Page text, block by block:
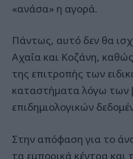
«ανάσα» η αγορά.
Πάντως, αυτό δεν θα
Αχαΐα και Κοζάνη,
της επιτροπής των
καταστήματα λόγω των
επιδημιολογικών
Στην απόφαση για το
τα εμπορικά κέντρα